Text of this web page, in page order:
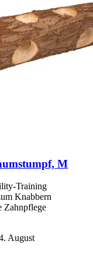
M
Training
Knabbern
Zahnpflege
August